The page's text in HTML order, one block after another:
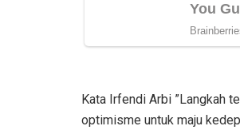
Kata Irfendi Arbi ”Langkah
optimisme untuk maju